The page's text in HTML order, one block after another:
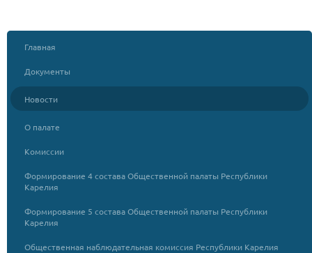
Главная
Документы
Новости
О палате
Комиссии
Формирование 4 состава Общественной палаты Республики
Карелия
Формирование 5 состава Общественной палаты Республики
Карелия
Общественная наблюдательная комиссия Республики Карелия